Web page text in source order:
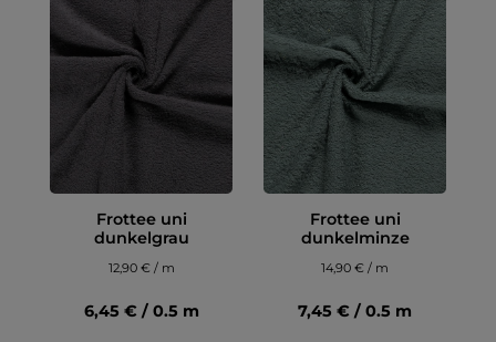
Frottee uni
dunkelgrau
12,90 € / m
6,45 € / 0.5 m
Frottee uni
dunkelminze
14,90 € / m
7,45 € / 0.5 m